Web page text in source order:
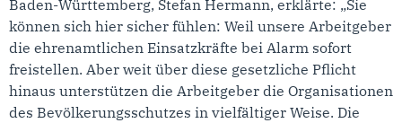
Baden-Württemberg, Stefan Hermann, erklärte: „Sie
können sich hier sicher fühlen: Weil unsere Arbeitgeber
die ehrenamtlichen Einsatzkräfte bei Alarm sofort
freistellen. Aber weit über diese gesetzliche Pflicht
hinaus unterstützen die Arbeitgeber die Organisationen
des Bevölkerungsschutzes in vielfältiger Weise. Die